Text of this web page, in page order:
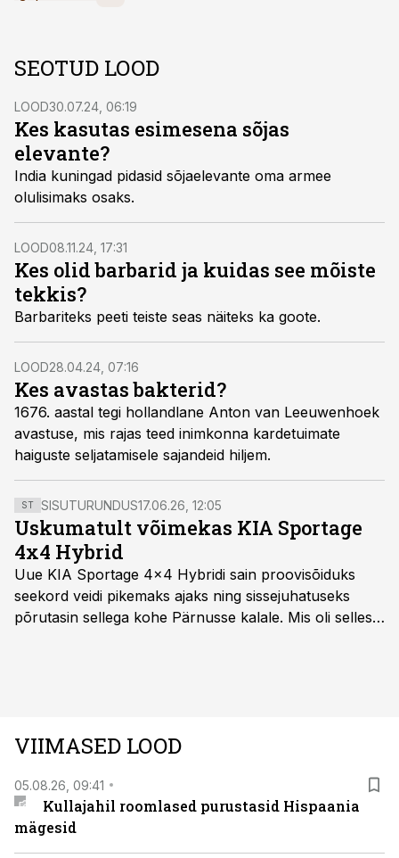
SEOTUD LOOD
LOOD30.07.24, 06:19
Kes kasutas esimesena sõjas
elevante?
India kuningad pidasid sõjaelevante oma armee
olulisimaks osaks.
LOOD08.11.24, 17:31
Kes olid barbarid ja kuidas see mõiste
tekkis?
Barbariteks peeti teiste seas näiteks ka goote.
LOOD28.04.24, 07:16
Kes avastas bakterid?
1676. aastal tegi hollandlane Anton van Leeuwenhoek
avastuse, mis rajas teed inimkonna kardetuimate
haiguste seljatamisele sajandeid hiljem.
ST SISUTURUNDUS17.06.26, 12:05
Uskumatult võimekas KIA Sportage
4x4 Hybrid
Uue KIA Sportage 4x4 Hybridi sain proovisõiduks
seekord veidi pikemaks ajaks ning sissejuhatuseks
põrutasin sellega kohe Pärnusse kalale. Mis oli selles
VIIMASED LOOD
05.08.26, 09:41
Kullajahil roomlased purustasid Hispaania
mägesid